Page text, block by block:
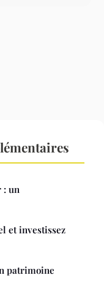
: un
et investissez
patrimoine